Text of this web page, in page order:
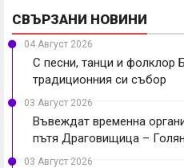
СВЪРЗАНИ НОВИНИ
04 Август 2026
С песни, танци и фолклор
традиционния си събор
03 Август 2026
Въвеждат временна
пътя Драговищица –
03 Август 2026